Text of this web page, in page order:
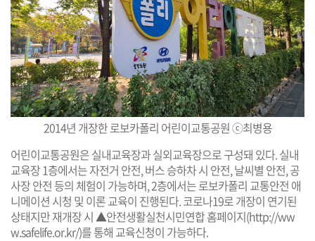
2014년 개장한 로보카폴리 어린이교통공원 ⓒ최병용
어린이교통공원은 실내교육장과 실외교육장으로 구성돼 있다. 실내
교육장 1층에서는 자전거 안전, 버스 승하차 시 안전, 날씨별 안전, 공
사장 안전 등의 체험이 가능하며, 2층에서는 로보카폴리 교통안전 애
니메이션 시청 및 이론 교육이 진행된다. 코로나19로 개장이 연기된
상태지만 재개장 시 ▲안전생활실천시민연합 홈페이지(http://ww
w.safelife.or.kr/)를 통해 교육신청이 가능하다.